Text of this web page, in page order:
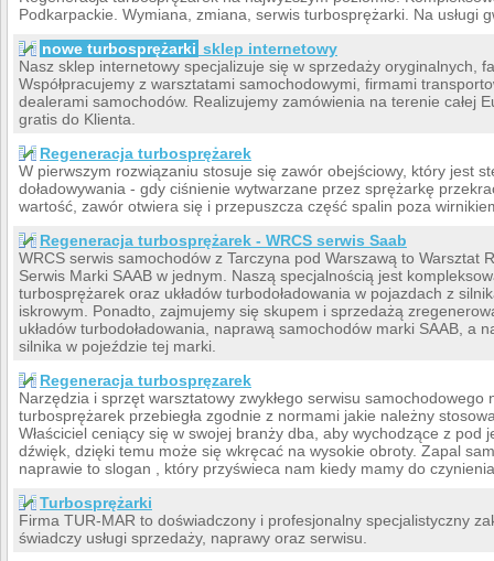
Podkarpackie. Wymiana, zmiana, serwis turbosprężarki. Na usługi
nowe turbosprężarki sklep internetowy
Nasz sklep internetowy specjalizuje się w sprzedaży oryginalnych,
Współpracujemy z warsztatami samochodowymi, firmami
dealerami samochodów. Realizujemy zamówienia na terenie całej
gratis do Klienta.
Regeneracja turbosprężarek
W pierwszym rozwiązaniu stosuje się zawór obejściowy, który jest
doładowywania - gdy ciśnienie wytwarzane przez sprężarkę
wartość, zawór otwiera się i przepuszcza część spalin poza
Regeneracja turbosprężarek - WRCS serwis Saab
WRCS serwis samochodów z Tarczyna pod Warszawą to Warsztat
Serwis Marki SAAB w jednym. Naszą specjalnością jest
turbosprężarek oraz układów turbodoładowania w pojazdach z
iskrowym. Ponadto, zajmujemy się skupem i sprzedażą
układów turbodoładowania, naprawą samochodów marki SAAB, a
silnika w pojeździe tej marki.
Regeneracja turbospręzarek
Narzędzia i sprzęt warsztatowy zwykłego serwisu
turbosprężarek przebiegła zgodnie z normami jakie należny
Właściciel ceniący się w swojej branży dba, aby wychodzące z pod
dźwięk, dzięki temu może się wkręcać na wysokie obroty. Zapal
naprawie to slogan , który przyświeca nam kiedy mamy do
Turbosprężarki
Firma TUR-MAR to doświadczony i profesjonalny specjalistyczny
świadczy usługi sprzedaży, naprawy oraz serwisu.